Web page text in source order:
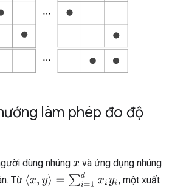
làm phép đo độ
dùng nhúng x và ứng dụng nhúng
Từ ⟨x,y ⟩=∑ i=1 dxiy
, một xuất